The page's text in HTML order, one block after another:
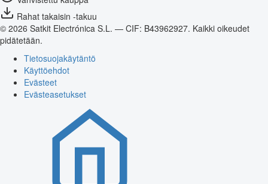
Rahat takaisin -takuu
© 2026 Satkit Electrónica S.L. — CIF: B43962927. Kaikki oikeudet
pidätetään.
Tietosuojakäytäntö
Käyttöehdot
Evästeet
Evästeasetukset